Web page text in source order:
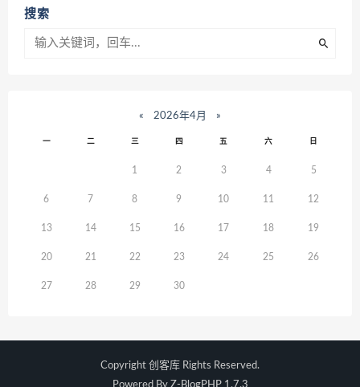
搜索
« 2026年4月 »
一 二 三 四 五 六 日
1 2 3 4 5
6 7 8 9 10 11 12
13 14 15 16 17 18 19
20 21 22 23 24 25 26
27 28 29 30
Copyright 创客库 Rights Reserved.